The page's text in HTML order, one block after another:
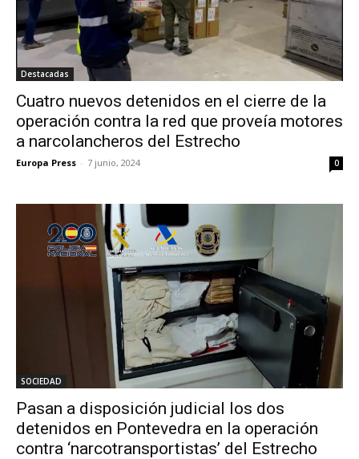
Destacadas
Cuatro nuevos detenidos en el cierre de la
operación contra la red que proveía motores
a narcolancheros del Estrecho
Europa Press - 7 junio, 2024 0
SOCIEDAD
Pasan a disposición judicial los dos
detenidos en Pontevedra en la operación
contra ‘narcotransportistas’ del Estrecho